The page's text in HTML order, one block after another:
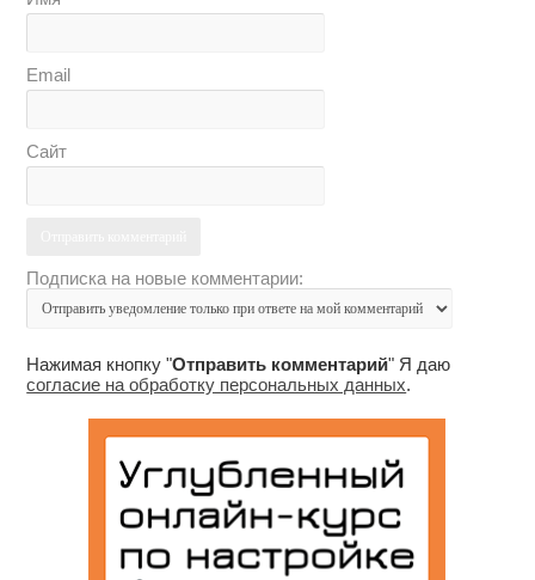
Email
Сайт
Подписка на новые комментарии:
Нажимая кнопку "Отправить комментарий" Я даю
согласие на обработку персональных данных.